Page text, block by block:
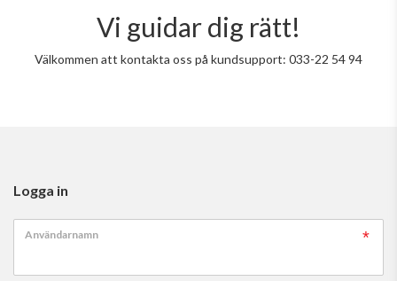
Vi guidar dig rätt!
Välkommen att kontakta oss på kundsupport: 033-22 54 94
Logga in
Användarnamn